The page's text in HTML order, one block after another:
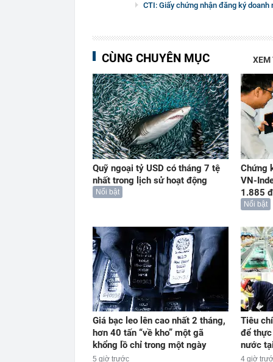
CTI: Giấy chứng nhận đăng ký
CÙNG CHUYÊN MỤC XEM
Quỹ ngoại tỷ USD có tháng 7 tệ
nhất trong lịch sử hoạt động
Nổi bật
Chứng
VN-
1.885
Nổi bật
Giá bạc leo lên cao nhất 2 tháng,
hơn 40 tấn “về kho” một gã
khổng lồ chỉ trong một ngày
5 giờ trước
Tiêu
để
nước
4 giờ